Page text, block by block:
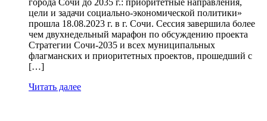
города Сочи до 2035 г.: приоритетные направления,
цели и задачи социально-экономической политики»
прошла 18.08.2023 г. в г. Сочи. Сессия завершила более
чем двухнедельный марафон по обсуждению проекта
Стратегии Сочи-2035 и всех муниципальных
флагманских и приоритетных проектов, прошедший с
[…]
Читать далее